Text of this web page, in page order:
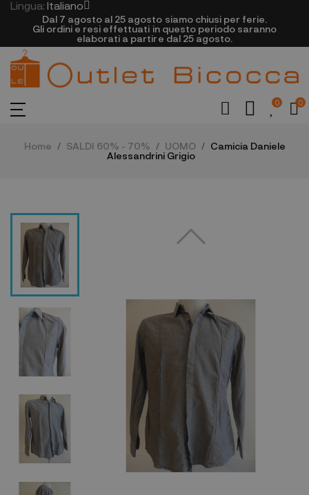
Lingua: Italiano
Dal 7 agosto al 25 agosto siamo chiusi per ferie.
Gli ordini e resi effettuati in questo periodo saranno
elaborati a partire dal 25 agosto.
0 0
Home SALDI 60% - 70% UOMO
Camicia Daniele
Alessandrini Grigio